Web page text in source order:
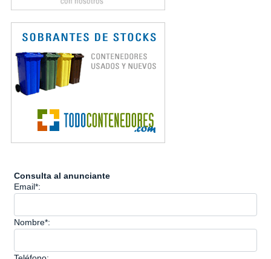
Consulta al anunciante
Email*:
Nombre*: